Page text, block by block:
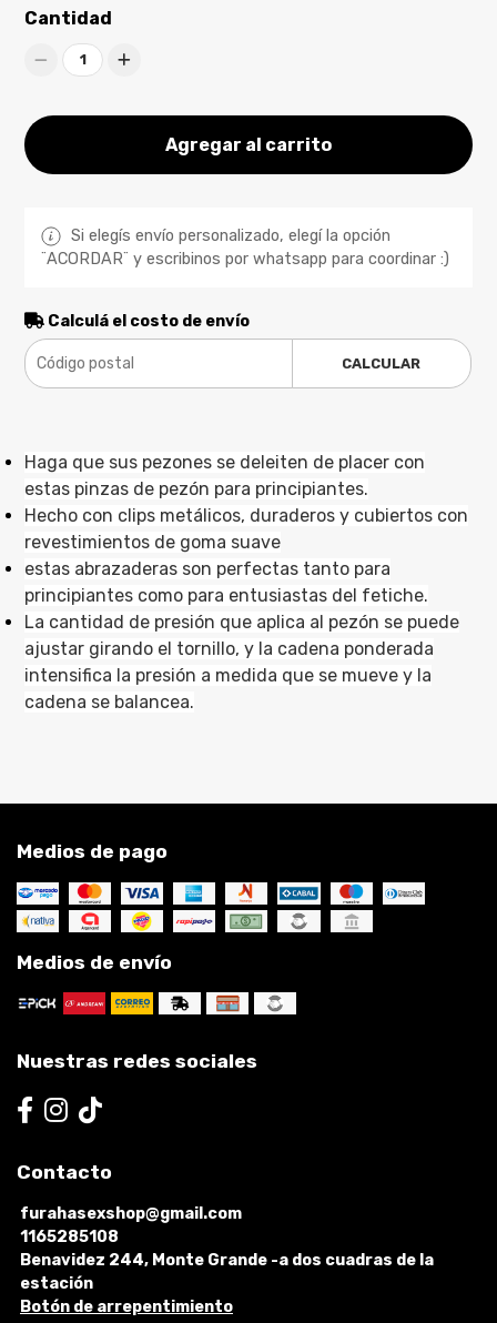
Cantidad
1
Agregar al carrito
Si elegís envío personalizado, elegí la opción
¨ACORDAR¨ y escribinos por whatsapp para coordinar :)
Calculá el costo de envío
CALCULAR
Haga que sus pezones se deleiten de placer con
estas pinzas de pezón para principiantes.
Hecho con clips metálicos, duraderos y cubiertos con
revestimientos de goma suave
estas abrazaderas son perfectas tanto para
principiantes como para entusiastas del fetiche.
La cantidad de presión que aplica al pezón se puede
ajustar girando el tornillo, y la cadena ponderada
intensifica la presión a medida que se mueve y la
cadena se balancea.
Medios de pago
Medios de envío
Nuestras redes sociales
Contacto
furahasexshop@gmail.com
1165285108
Benavidez 244, Monte Grande -a dos cuadras de la
estación
Botón de arrepentimiento